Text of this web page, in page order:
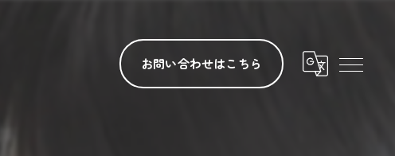
お問い合わせはこちら